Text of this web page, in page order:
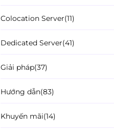
Colocation Server(11)
Dedicated Server(41)
Giải pháp(37)
Hướng dẫn(83)
Khuyến mãi(14)